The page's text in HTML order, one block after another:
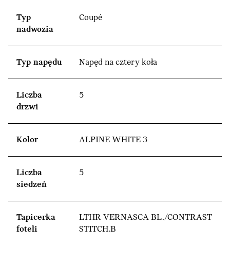
Typ
nadwozia
Coupé
Typ napędu Napęd na cztery koła
Liczba
drzwi
5
Kolor ALPINE WHITE 3
Liczba
siedzeń
5
Tapicerka
foteli
LTHR VERNASCA BL./CONTRAST
STITCH.B